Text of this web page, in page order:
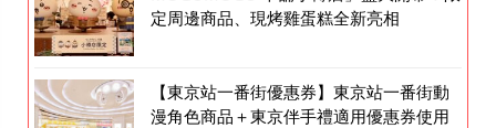
定周邊商品、現烤雞蛋糕全新亮相
【東京站一番街優惠券】東京站一番街動
漫角色商品＋東京伴手禮適用優惠券使用